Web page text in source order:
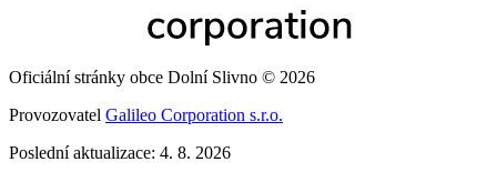
Oficiální stránky obce Dolní Slivno © 2026
Provozovatel Galileo Corporation s.r.o.
Poslední aktualizace: 4. 8. 2026